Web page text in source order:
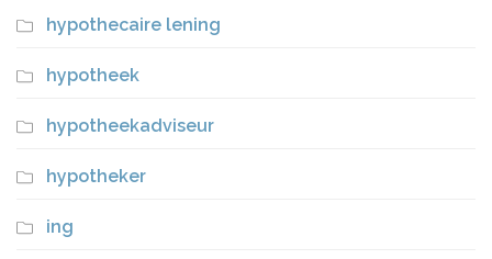
hypothecaire lening
hypotheek
hypotheekadviseur
hypotheker
ing